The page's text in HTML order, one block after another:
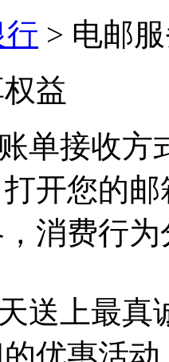
行 > 电邮
益
单接收
开您的
消费行
送上最